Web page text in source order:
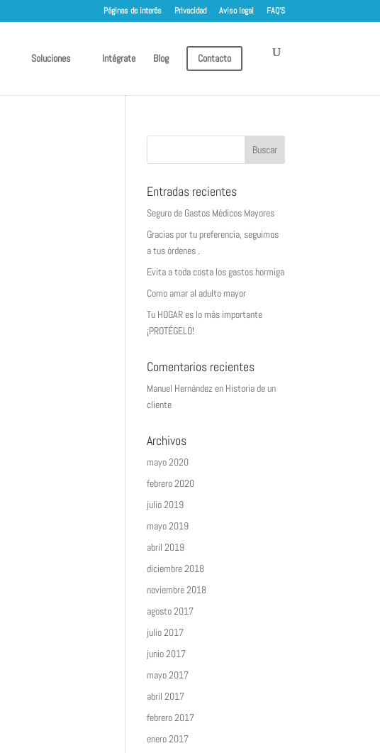
Páginas de interés Privacidad Aviso legal FAQ’S
Soluciones Intégrate Blog Contacto
Entradas recientes
Seguro de Gastos Médicos Mayores
Gracias por tu preferencia, seguimos
a tus órdenes .
Evita a toda costa los gastos hormiga
Como amar al adulto mayor
Tu HOGAR es lo más importante
¡PROTÉGELO!
Comentarios recientes
Manuel Hernándezen Historia de un
cliente
Archivos
mayo 2020
febrero 2020
julio 2019
mayo 2019
abril 2019
diciembre 2018
noviembre 2018
agosto 2017
julio 2017
junio 2017
mayo 2017
abril 2017
febrero 2017
enero 2017